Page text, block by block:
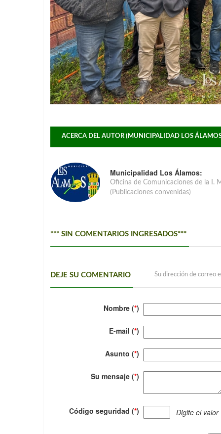
ACERCA DEL AUTOR (MUNICIPALIDAD LOS
Municipalidad Los Álamos:
Oficina de Comunicaciones de la I.
(Publicaciones convenidas)
*** SIN COMENTARIOS INGRESADOS***
DEJE SU COMENTARIO Su dirección de correo
Nombre (*)
E-mail (*)
Asunto (*)
Su mensaje (*)
Código seguridad (*) Digite el valor